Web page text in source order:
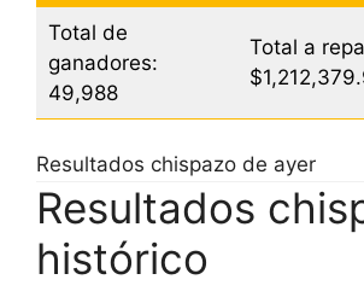
Total de
ganadores:
49,988
Total a
Resultados chispazo de ayer
Resultados
histórico